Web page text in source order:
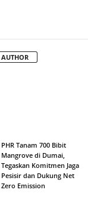
PHR Tanam 700 Bibit
Mangrove di Dumai,
Tegaskan Komitmen Jaga
Pesisir dan Dukung Net
Zero Emission